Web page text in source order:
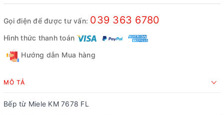
Gọi điện để được tư vấn: 039 363 6780
Hình thức thanh toán
Hướng dẫn Mua hàng
MÔ TẢ
Bếp từ Miele KM 7678 FL